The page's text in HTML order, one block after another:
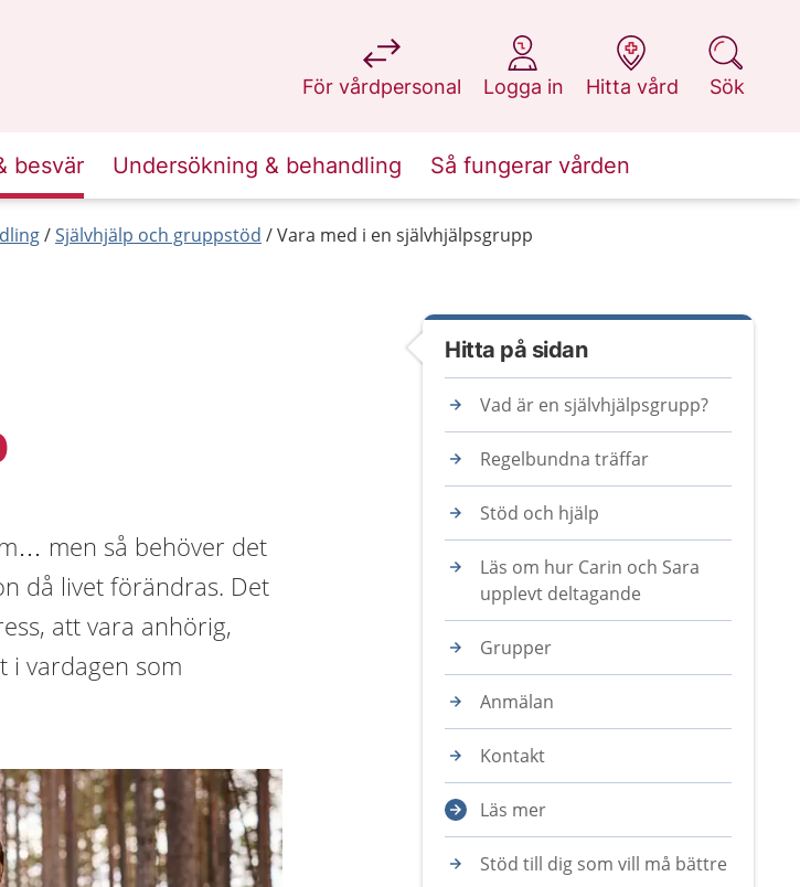
För vårdpersonal
på 1177.se
Logga in
på 1177.se
Hitta vård
på 1177.se
Sök
på 1177.se
besvär Undersökning & behandling Så fungerar vården
Självhjälp och gruppstöd Vara med i en självhjälpsgrupp
men så behöver det
då livet förändras. Det
att vara anhörig,
i vardagen som
Hitta på sidan
Vad är en självhjälpsgrupp?
Regelbundna träffar
Stöd och hjälp
Läs om hur Carin och Sara
upplevt deltagande
Grupper
Anmälan
Kontakt
Läs mer
Stöd till dig som vill må bättre